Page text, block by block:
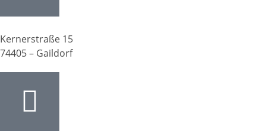
Kernerstraße 15
74405 – Gaildorf